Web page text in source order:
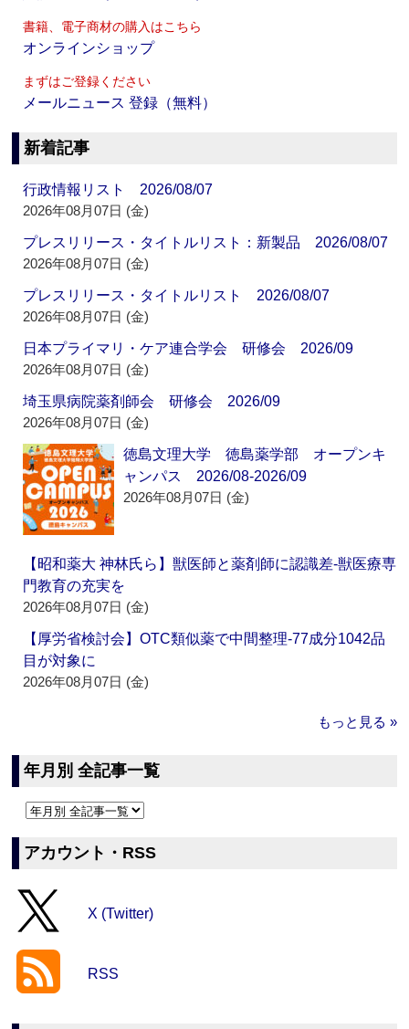
書籍、電子商材の購入はこちら
オンラインショップ
まずはご登録ください
メールニュース 登録（無料）
新着記事
行政情報リスト 2026/08/07
2026年08月07日 (金)
プレスリリース・タイトルリスト：新製品 2026/08/07
2026年08月07日 (金)
プレスリリース・タイトルリスト 2026/08/07
2026年08月07日 (金)
日本プライマリ・ケア連合学会 研修会 2026/09
2026年08月07日 (金)
埼玉県病院薬剤師会 研修会 2026/09
2026年08月07日 (金)
徳島文理大学 徳島薬学部 オープンキ
ャンパス 2026/08-2026/09
2026年08月07日 (金)
【昭和薬大 神林氏ら】獣医師と薬剤師に認識差‐獣医療専
門教育の充実を
2026年08月07日 (金)
【厚労省検討会】OTC類似薬で中間整理‐77成分1042品
目が対象に
2026年08月07日 (金)
もっと見る »
年月別 全記事一覧
アカウント・RSS
X (Twitter)
RSS